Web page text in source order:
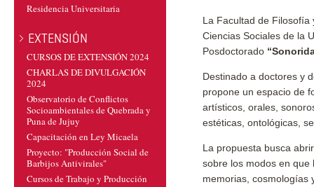
Residencia Universitaria
EXTENSIÓN
CURSOS DE EXTENSIÓN 2024
CHARLAS DE DIVULGACIÓN
2024
Observatorio de Conflictos
Socioambientales de Quebrada y
Puna de Jujuy
Capacitación en Ley Micaela
Proyecto: "Producción Social de
Barbijos Antivirales"
Cursos de Trabajo y Producción
La Facultad de Filosofía
Ciencias Sociales de la
Posdoctorado
Destinado a doctores y
propone un espacio de
artísticos, orales,
estéticas, ontológicas,
La propuesta busca
sobre los modos en que
memorias, cosmologías